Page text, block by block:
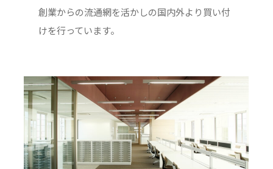
創業からの流通網を活かしの国内外より買い付
けを行っています。